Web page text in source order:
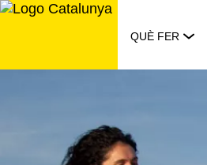
Saltar
QUÈ FER